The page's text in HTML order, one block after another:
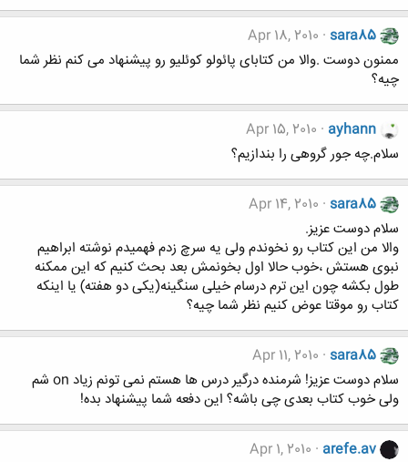
sara85
Apr 18, 2010
ممنون دوست .والا من کتابای پائولو کوئلیو رو پیشنهاد می کنم نظر شما
چیه؟
ayhann
Apr 15, 2010
سلام.چه جور گروهی را بندازیم؟
sara85
Apr 14, 2010
سلام دوست عزیز.
والا من این کتاب رو نخوندم ولی یه سرچ زدم فهمیدم نوشته ابراهیم
نبوی هستش ،خوب حالا اول بخونمش بعد بحث کنیم که این ممکنه
طول بکشه چون این ترم درسام خیلی سنگینه(یکی دو هفته) یا اینکه
کتاب رو موقتا عوض کنیم نظر شما چیه؟
sara85
Apr 11, 2010
سلام دوست عزیز! شرمنده درگیر درس ها هستم نمی تونم زیاد on شم
ولی خوب کتاب بعدی چی باشه؟ این دفعه شما پیشنهاد بده!
arefe.av
Apr 1, 2010